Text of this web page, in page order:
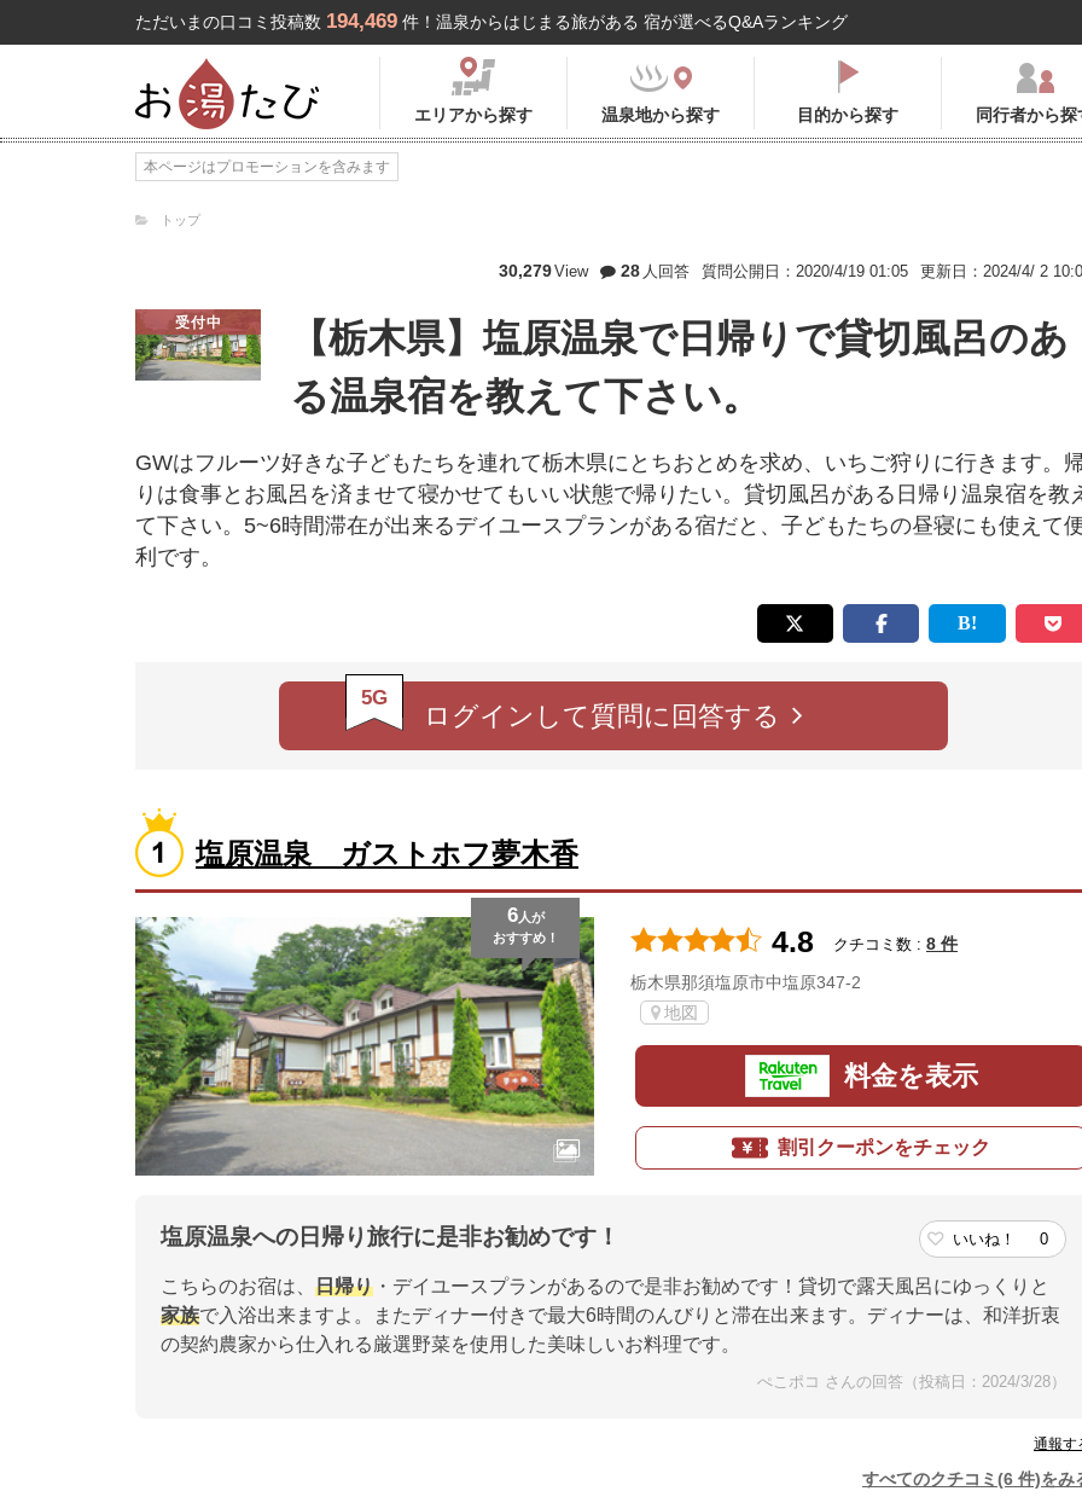
ただいまの口コミ投稿数 194,469 件！温泉からはじまる旅がある 宿が選べるQ&Aランキング
エリアから探す 温泉地から探す 目的から探す 同行者から探
本ページはプロモーションを含みます
トップ
30,279View 28 人回答 質問公開日：2020/4/19 01:05 更新日：2024/4/ 2
受付中
【栃木県】塩原温泉で日帰りで貸切風呂のあ
る温泉宿を教えて下さい。
GWはフルーツ好きな子どもたちを連れて栃木県にとちおとめを求め、いちご狩りに行きます。
りは食事とお風呂を済ませて寝かせてもいい状態で帰りたい。貸切風呂がある日帰り温泉宿を教
て下さい。5~6時間滞在が出来るデイユースプランがある宿だと、子どもたちの昼寝にも使えて
利です。
5G
ログインして質問に回答する
塩原温泉 ガストホフ夢木香
6人が
おすすめ！
4.8 クチコミ数 : 8 件
栃木県那須塩原市中塩原347-2
地図
料金を表示
割引クーポンをチェック
塩原温泉への日帰り旅行に是非お勧めです！ いいね！ 0
こちらのお宿は、 日帰り ・デイユースプランがあるので是非お勧めです！貸切で露天風呂にゆっくりと
家族で入浴出来ますよ。またディナー付きで最大6時間のんびりと滞在出来ます。ディナーは、和洋折衷
の契約農家から仕入れる厳選野菜を使用した美味しいお料理です。
ぺこポコ さんの回答（投稿日：2024/3/28）
通報す
すべてのクチコミ(6 件)をみ